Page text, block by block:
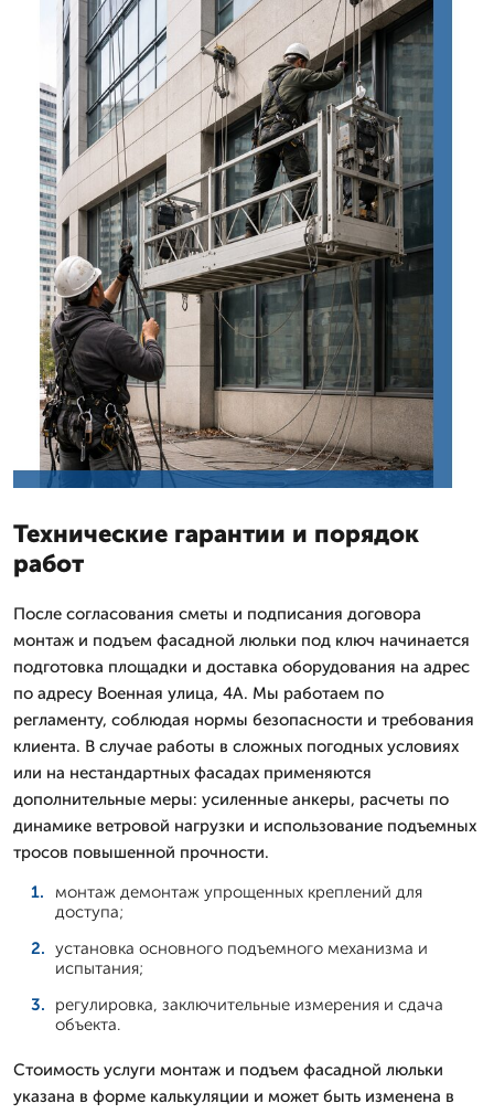
Технические гарантии и порядок
работ
После согласования сметы и подписания договора
монтаж и подъем фасадной люльки под ключ начинается
подготовка площадки и доставка оборудования на адрес
по адресу Военная улица, 4А. Мы работаем по
регламенту, соблюдая нормы безопасности и требования
клиента. В случае работы в сложных погодных условиях
или на нестандартных фасадах применяются
дополнительные меры: усиленные анкеры, расчеты по
динамике ветровой нагрузки и использование подъемных
тросов повышенной прочности.
монтаж демонтаж упрощенных креплений для
доступа;
установка основного подъемного механизма и
испытания;
регулировка, заключительные измерения и сдача
объекта.
Стоимость услуги монтаж и подъем фасадной люльки
указана в форме калькуляции и может быть изменена в